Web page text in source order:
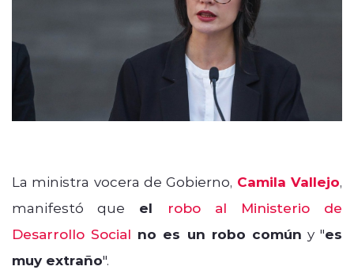
La ministra vocera de Gobierno, Camila Vallejo,
manifestó que el
robo al Ministerio de
Desarrollo Social no es un robo común y "es
muy extraño".